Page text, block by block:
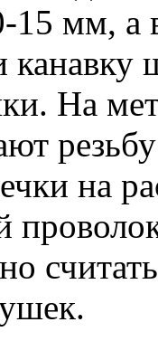
15 мм, а
На
на